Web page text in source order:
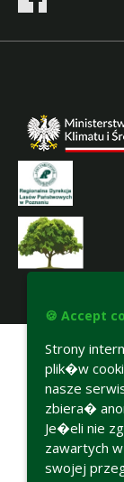
🍪 Accept
Strony
plik�w
nasze
zbiera�
Je�eli nie
zawartych
swojej